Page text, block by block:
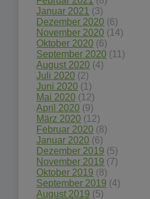
Januar 2021 (3)
Dezember 2020 (6)
November 2020 (14)
Oktober 2020 (6)
September 2020 (11)
August 2020 (4)
Juli 2020 (2)
Juni 2020 (1)
Mai 2020 (12)
April 2020 (9)
März 2020 (12)
Februar 2020 (8)
Januar 2020 (6)
Dezember 2019 (5)
November 2019 (7)
Oktober 2019 (8)
September 2019 (4)
August 2019 (5)